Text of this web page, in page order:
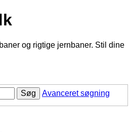
og rigtige jernbaner. Stil dine
Søg Avanceret søgning